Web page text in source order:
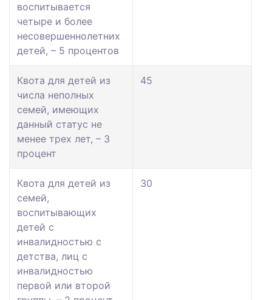
воспитывается
четыре и более
несовершеннолетних
детей, – 5 процентов
Квота для детей из
числа неполных
семей, имеющих
данный статус не
менее трех лет, – 3
процент
45
Квота для детей из
семей,
воспитывающих
детей с
инвалидностью с
детства, лиц с
инвалидностью
первой или второй
30